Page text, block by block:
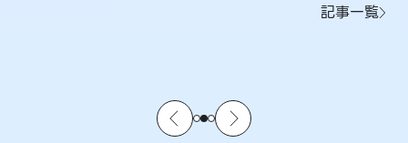
記事一覧